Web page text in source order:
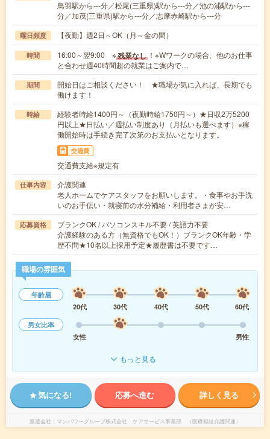
鳥羽駅から---分／松尾(三重県)駅から---分／池の浦駅から---
分／加茂(三重県)駅から---分／志摩赤崎駅から---分
曜日頻度 【夜勤】週2日～OK（月～金の間）
時間 16:00～翌9:00 ※残業なし ！※Wワークの場合、他のお仕事
と合わせ週40時間超の就業はご案内で…
期間
開始日はご相談ください！ ★職場が気に入れば、長期でも
働けます！
時給
経験者時給1400円～（夜勤時給1750円～）★日収2万5200
円以上★日払い／週払い制度あり（月払いも選べます）※稼
働開始時は手続き完了次第のお支払いとなります。
交通費
交通費支給※規定有
仕事内容
介護関連
老人ホームでケアスタッフをお願いします。・食事やお手洗
いのお手伝い・就寝前の水分補給・利用者さまが安…
応募資格
ブランクOK / パソコンスキル不要 / 英語力不要
介護経験のある方（無資格でもOK！）ブランクOK年齢・学
歴不問★10名以上採用予定★履歴書は不要です…
職場の雰囲気
年齢層
20代
30代 40代 50代
60代
男女比率
女性
男性
もっと見る
気になる! 応募へ進む 詳しく見る
派遣会社 マンパワーグループ株式会社 ケアサービス事業部 （医療福祉介護関連）